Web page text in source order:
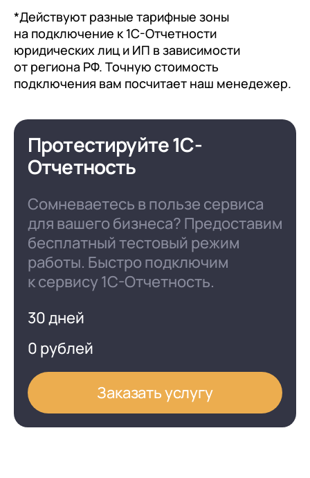
*Действуют разные тарифные зоны
на подключение к 1С-Отчетности
юридических лиц и ИП в зависимости
от региона РФ. Точную стоимость
подключения вам посчитает наш менедежер.
Протестируйте 1С-
Отчетность
Сомневаетесь в пользе сервиса
для вашего бизнеса? Предоставим
бесплатный тестовый режим
работы. Быстро подключим
к сервису 1С-Отчетность.
30 дней
0 рублей
Заказать услугу